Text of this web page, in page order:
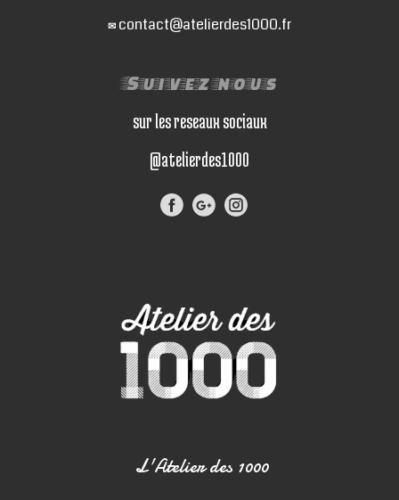
✉ contact@atelierdes1000.fr
Suivez nous
sur les reseaux sociaux
@atelierdes1000
L'Atelier des 1000